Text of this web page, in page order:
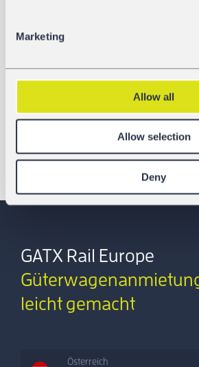
Marketing
Allow all
Allow selection
Deny
GATX Rail Europe
leicht gemacht
Österreich